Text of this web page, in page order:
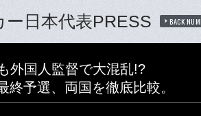
ー日本代表PRESS BACK
外国人監督で大混乱!?
終予選、両国を徹底比較。